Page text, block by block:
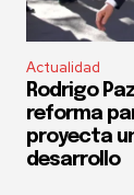
Actualidad
Rodrigo
reforma
proyecta
desarrollo